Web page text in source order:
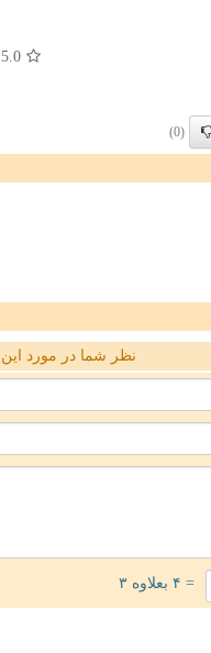
5.0
(0)
نظر شما در مورد
= ۴ بعلاوه ۳